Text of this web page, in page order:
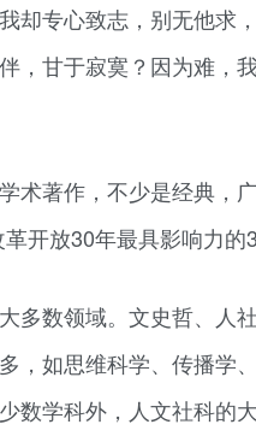
专心致志，别无他求
，甘于寂寞？因为难，
术著作，不少是经典，
开放30年最具影响力的
数领域。文史哲、人
，如思维科学、传播学
学科外，人文社科的